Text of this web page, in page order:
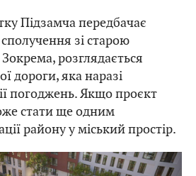
Підзамча передбачає
зі старою
розглядається
дороги, яка наразі
погоджень. Якщо проєкт
стати ще одним
району у міський простір.